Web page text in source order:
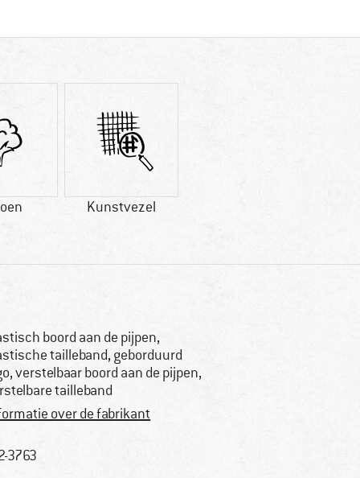
Kunstvezel
boord aan de pijpen,
tailleband, geborduurd
verstelbaar boord aan de pijpen,
tailleband
over de fabrikant
3763